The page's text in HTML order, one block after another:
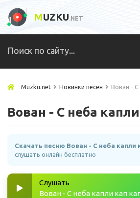
MUZKU.NET
Muzku.net Новинки песен Вован - С
Вован - С неба
Скачать песню Вован - С неба капли
слушать онлайн бесплатно
Слушать
Вован - С неба капли кап